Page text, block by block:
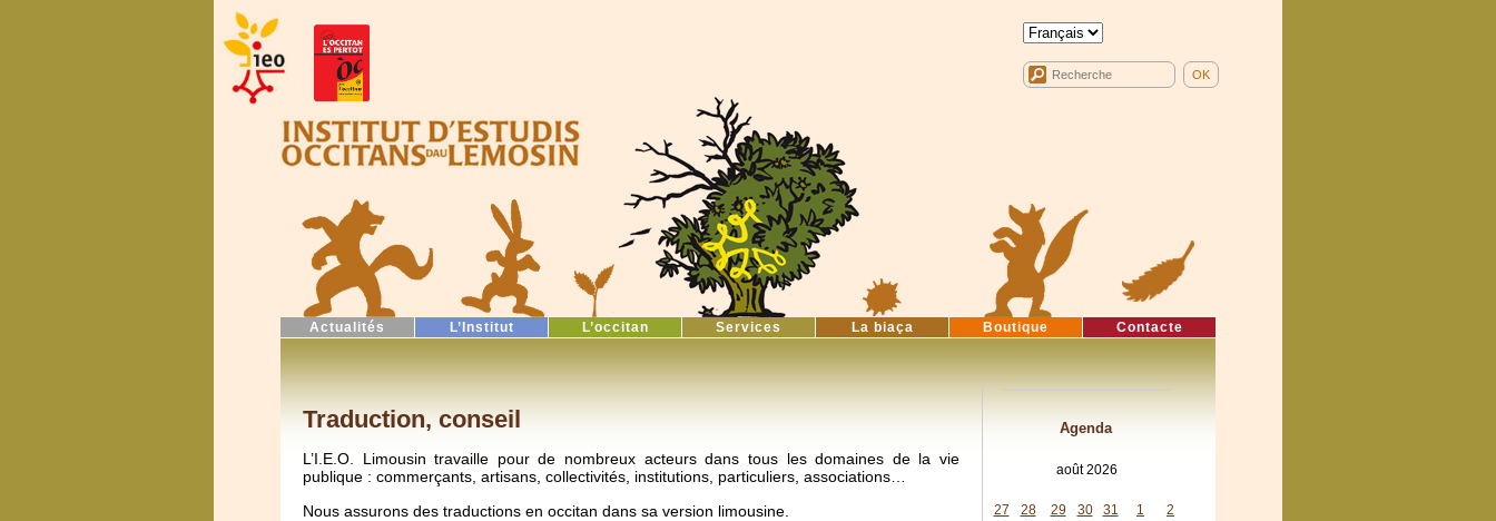
Actualités L’Institut L’occitan Services La biaça Boutique Contacte
Traduction, conseil
L’I.E.O. Limousin travaille pour de nombreux acteurs dans tous les domaines de la vie
publique : commerçants, artisans, collectivités, institutions, particuliers, associations…
Nous assurons des traductions en occitan dans sa version limousine.
Agenda
août 2026
27
28 29 30 31 1
2